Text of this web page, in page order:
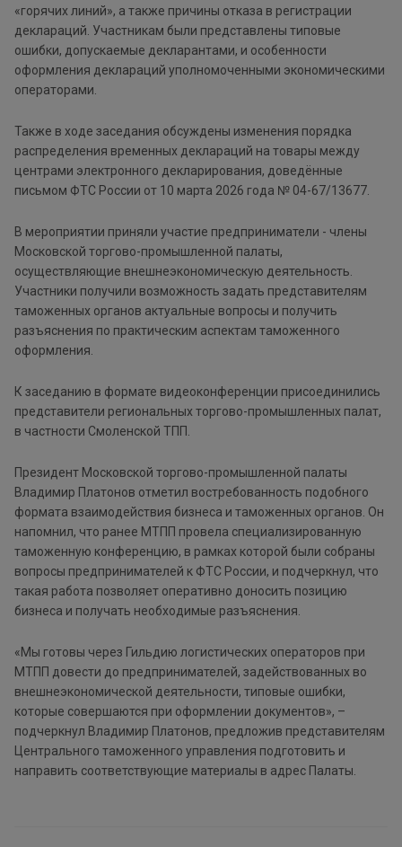
«горячих линий», а также причины отказа в регистрации
деклараций. Участникам были представлены типовые
ошибки, допускаемые декларантами, и особенности
оформления деклараций уполномоченными экономическими
операторами.
Также в ходе заседания обсуждены изменения порядка
распределения временных деклараций на товары между
центрами электронного декларирования, доведённые
письмом ФТС России от 10 марта 2026 года № 04-67/13677.
В мероприятии приняли участие предприниматели - члены
Московской торгово-промышленной палаты,
осуществляющие внешнеэкономическую деятельность.
Участники получили возможность задать представителям
таможенных органов актуальные вопросы и получить
разъяснения по практическим аспектам таможенного
оформления.
К заседанию в формате видеоконференции присоединились
представители региональных торгово-промышленных палат,
в частности Смоленской ТПП.
Президент Московской торгово-промышленной палаты
Владимир Платонов отметил востребованность подобного
формата взаимодействия бизнеса и таможенных органов. Он
напомнил, что ранее МТПП провела специализированную
таможенную конференцию, в рамках которой были собраны
вопросы предпринимателей к ФТС России, и подчеркнул, что
такая работа позволяет оперативно доносить позицию
бизнеса и получать необходимые разъяснения.
«Мы готовы через Гильдию логистических операторов при
МТПП довести до предпринимателей, задействованных во
внешнеэкономической деятельности, типовые ошибки,
которые совершаются при оформлении документов», –
подчеркнул Владимир Платонов, предложив представителям
Центрального таможенного управления подготовить и
направить соответствующие материалы в адрес Палаты.